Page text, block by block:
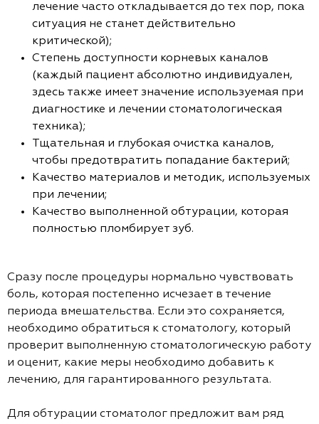
лечение часто откладывается до тех пор, пока
ситуация не станет действительно
критической);
Степень доступности корневых каналов
(каждый пациент абсолютно индивидуален,
здесь также имеет значение используемая при
диагностике и лечении стоматологическая
техника);
Тщательная и глубокая очистка каналов,
чтобы предотвратить попадание бактерий;
Качество материалов и методик, используемых
при лечении;
Качество выполненной обтурации, которая
полностью пломбирует зуб.
Сразу после процедуры нормально чувствовать
боль, которая постепенно исчезает в течение
периода вмешательства. Если это сохраняется,
необходимо обратиться к стоматологу, который
проверит выполненную стоматологическую работу
и оценит, какие меры необходимо добавить к
лечению, для гарантированного результата.
Для обтурации стоматолог предложит вам ряд